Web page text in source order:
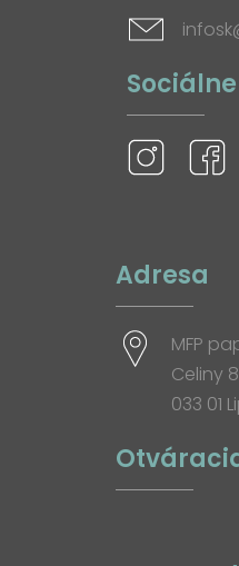
Adresa
MFP
Celiny
033 01